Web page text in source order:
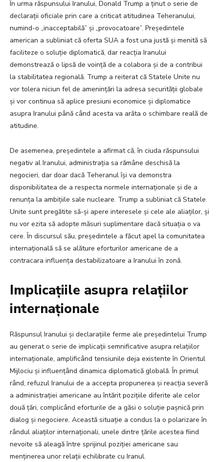
În urma răspunsului Iranului, Donald Trump a ținut o serie de
declarații oficiale prin care a criticat atitudinea Teheranului,
numind-o „inacceptabilă” și „provocatoare”. Președintele
american a subliniat că oferta SUA a fost una justă și menită să
faciliteze o soluție diplomatică, dar reacția Iranului
demonstrează o lipsă de voință de a colabora și de a contribui
la stabilitatea regională. Trump a reiterat că Statele Unite nu
vor tolera niciun fel de amenințări la adresa securității globale
și vor continua să aplice presiuni economice și diplomatice
asupra Iranului până când acesta va arăta o schimbare reală de
atitudine.
De asemenea, președintele a afirmat că, în ciuda răspunsului
negativ al Iranului, administrația sa rămâne deschisă la
negocieri, dar doar dacă Teheranul își va demonstra
disponibilitatea de a respecta normele internaționale și de a
renunța la ambițiile sale nucleare. Trump a subliniat că Statele
Unite sunt pregătite să-și apere interesele și cele ale aliaților, și
nu vor ezita să adopte măsuri suplimentare dacă situația o va
cere. În discursul său, președintele a făcut apel la comunitatea
internațională să se alăture eforturilor americane de a
contracara influența destabilizatoare a Iranului în zonă.
Implicațiile asupra relațiilor
internaționale
Răspunsul Iranului și declarațiile ferme ale președintelui Trump
au generat o serie de implicații semnificative asupra relațiilor
internaționale, amplificând tensiunile deja existente în Orientul
Mijlociu și influențând dinamica diplomatică globală. În primul
rând, refuzul Iranului de a accepta propunerea și reacția severă
a administrației americane au întărit pozițiile diferite ale celor
două țări, complicând eforturile de a găsi o soluție pașnică prin
dialog și negociere. Această situație a condus la o polarizare în
rândul aliaților internaționali, unele dintre țările acestea fiind
nevoite să aleagă între sprijinul poziției americane sau
menținerea unor relații echilibrate cu Iranul.